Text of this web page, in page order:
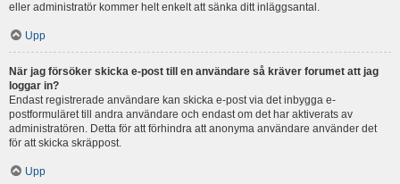
eller administratör kommer helt enkelt att sänka ditt inläggsantal.
Upp
När jag försöker skicka e-post till en användare så kräver forumet att jag
loggar in?
Endast registrerade användare kan skicka e-post via det inbygga e-
postformuläret till andra användare och endast om det har aktiverats av
administratören. Detta för att förhindra att anonyma användare använder det
för att skicka skräppost.
Upp